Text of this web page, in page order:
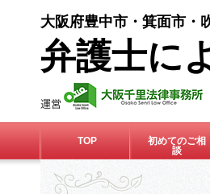
大阪府豊中市・箕面市・
弁護士に
TOP
初めてのご相
談